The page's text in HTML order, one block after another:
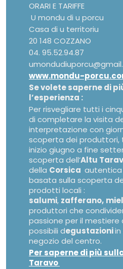
ORARI E TARIFFE
U mondu di u porcu
Casa di u territoriu
20 148 COZZANO
04. 95.52.94.87
www.mondu-
Se volete saperne di
l’esperienza :
Per risvegliare tutti i
di completare la visita
interpretazione con
scoperta dei produttori,
inizio giugno a fine
scoperta dell’Altu
della Corsica autentica
basata sulla scoperta
prodotti locali :
salumi, zafferano,
produttori che
passione per il mestiere
possibili degustazioni
negozio del centro.
Per saperne di più
Taravo